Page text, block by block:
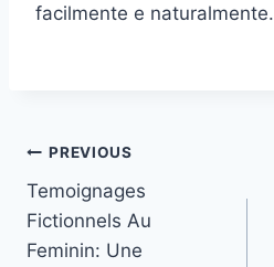
facilmente e naturalmente.
PREVIOUS
Temoignages
Fictionnels Au
Feminin: Une